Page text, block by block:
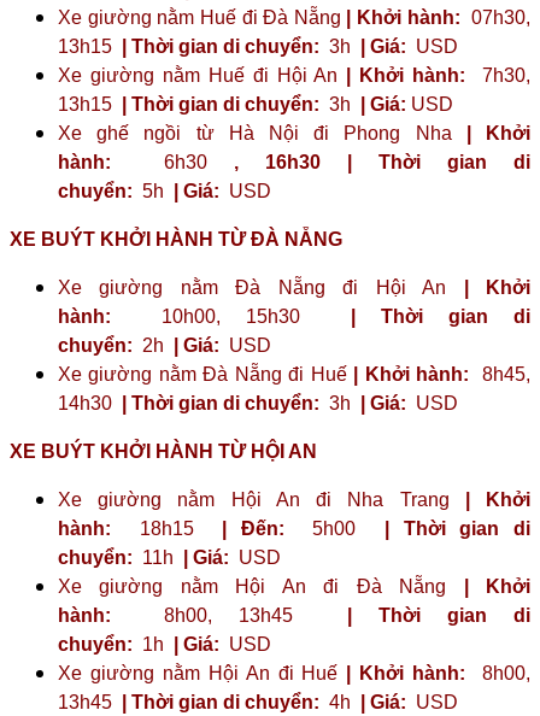
Xe giường nằm Huế đi Đà Nẵng
| Khởi hành: 07h30,
13h15
| Thời gian di chuyển: 3h | Giá: USD
Xe giường nằm Huế đi Hội An
| Khởi hành: 7h30,
13h15
| Thời gian di chuyển: 3h | Giá: USD
Xe ghế ngồi từ Hà Nội đi Phong Nha
| Khởi
hành: 6h30 , 16h30
| Thời gian di
chuyển: 5h | Giá: USD
XE BUÝT KHỞI HÀNH TỪ ĐÀ NẴNG
Xe giường nằm Đà Nẵng đi Hội An
| Khởi
hành: 10h00, 15h30
| Thời gian di
chuyển: 2h | Giá: USD
Xe giường nằm Đà Nẵng đi Huế
| Khởi hành: 8h45,
14h30
| Thời gian di chuyển: 3h | Giá: USD
XE BUÝT KHỞI HÀNH TỪ HỘI AN
Xe giường nằm Hội An đi Nha Trang
| Khởi
hành: 18h15 | Đến: 5h00
| Thời gian di
chuyển: 11h | Giá: USD
Xe giường nằm Hội An đi Đà Nẵng
| Khởi
hành: 8h00, 13h45
| Thời gian di
chuyển: 1h | Giá: USD
Xe giường nằm Hội An đi Huế
| Khởi hành: 8h00,
13h45
| Thời gian di chuyển: 4h | Giá: USD